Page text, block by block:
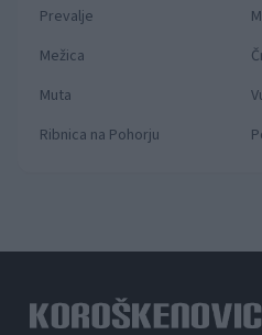
Prevalje
Mežica
Muta
Ribnica na Pohorju